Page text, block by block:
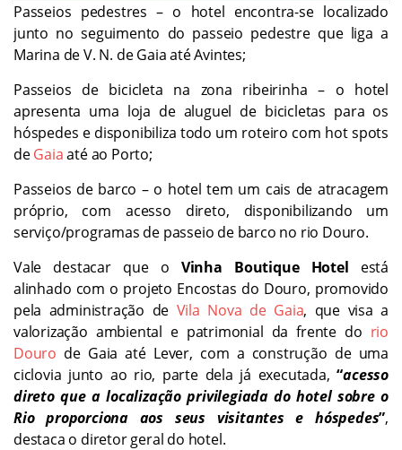
Passeios pedestres – o hotel encontra-se localizado
junto no seguimento do passeio pedestre que liga a
Marina de V. N. de Gaia até Avintes;
Passeios de bicicleta na zona ribeirinha – o hotel
apresenta uma loja de aluguel de bicicletas para os
hóspedes e disponibiliza todo um roteiro com hot spots
deGaiaaté ao Porto;
Passeios de barco – o hotel tem um cais de atracagem
próprio, com acesso direto, disponibilizando um
serviço/programas de passeio de barco no rio Douro.
Vale destacar que o Vinha Boutique Hotel está
alinhado com o projeto Encostas do Douro, promovido
pela administração de Vila Nova de Gaia, que visa a
valorização ambiental e patrimonial da frente do rio
Douro de Gaia até Lever, com a construção de uma
ciclovia junto ao rio, parte dela já executada,“acesso
direto que a localização privilegiada do hotel sobre o
Rio proporciona aos seus visitantes e hóspedes”,
destaca o diretor geral do hotel.